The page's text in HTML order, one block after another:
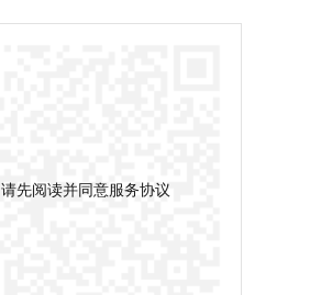
请先阅读并同意服务协议